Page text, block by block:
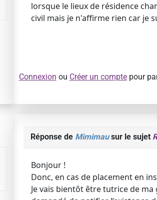
lorsque le lieux de résidence
civil mais je n'affirme rien car je
Connexion ou Créer un comptepour
Réponse de Mimimausur le sujet
Bonjour !
Donc, en cas de placement en
Je vais bientôt être tutrice de